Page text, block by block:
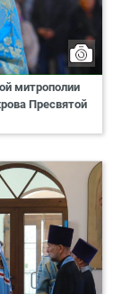
митрополии
Пресвятой